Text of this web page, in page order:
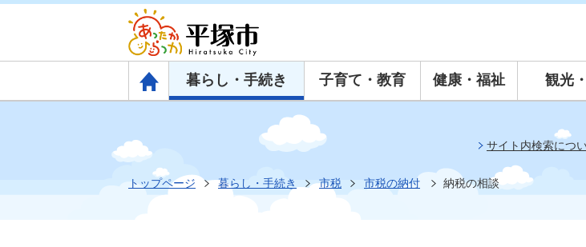
トップページ
暮らし・手続き 子育て・教育 健康・福祉 観光
サイト内検索につ
トップページ 暮らし・手続き 市税 市税の納付 納税の相談